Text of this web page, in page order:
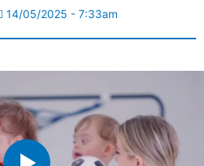
14/05/2025 - 7:33am